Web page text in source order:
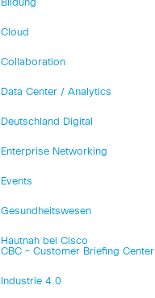
Bildung
Cloud
Collaboration
Data Center / Analytics
Deutschland Digital
Enterprise Networking
Events
Gesundheitswesen
Hautnah bei Cisco
CBC – Customer Briefing Center
Industrie 4.0